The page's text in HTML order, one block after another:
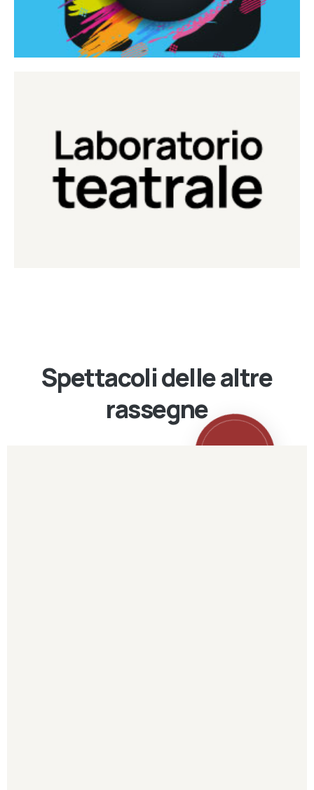
Laboratorio Teatrale
Laboratorio di teatro del Teatro Eduardo de Filippo
Continua
Spettacoli delle altre
rassegne